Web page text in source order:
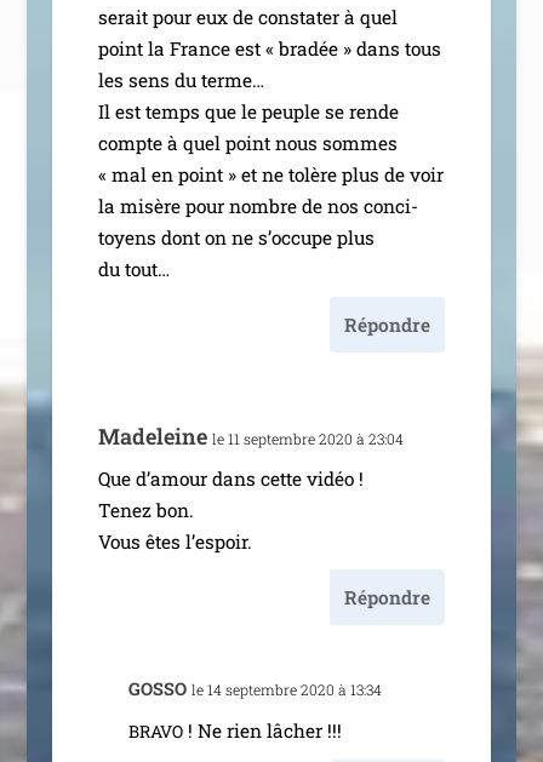
serait pour eux de consta­ter à quel
point la France est « bra­dée » dans tous
les sens du terme…
Il est temps que le peuple se rende
compte à quel point nous sommes
« mal en point » et ne tolère plus de voir
la misère pour nombre de nos conci­
toyens dont on ne s’oc­cupe plus
du tout…
Répondre
Madeleine le 11 sep­tembre 2020 à 23:04
Que d’a­mour dans cette vidéo !
Tenez bon.
Vous êtes l’espoir.
Répondre
GOSSO le 14 sep­tembre 2020 à 13:34
BRAVO! Ne rien lâcher !!!